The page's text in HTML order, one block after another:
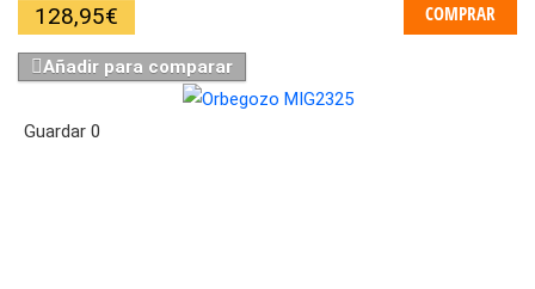
128,95€ COMPRAR
Añadir para comparar
Guardar 0